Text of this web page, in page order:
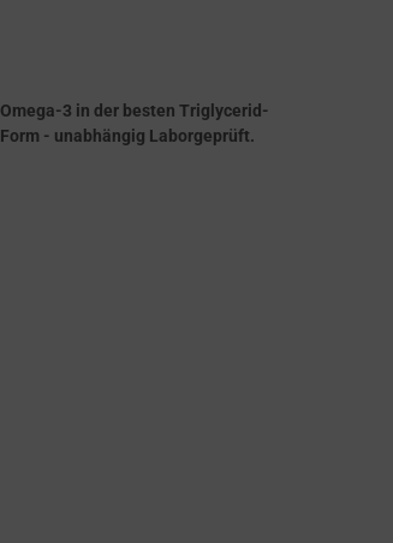
Omega-3 in der besten Triglycerid-
Form - unabhängig Laborgeprüft.